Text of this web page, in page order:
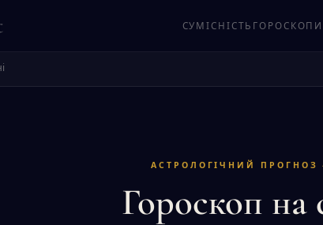
СУМІСНІСТЬ ГОРОСКОПИ
АСТРОЛОГІЧНИЙ ПРОГНОЗ
Гороскоп на